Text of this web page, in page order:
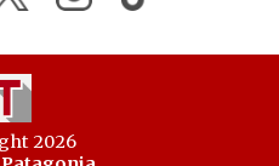
2026